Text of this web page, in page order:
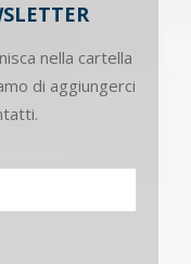
nella cartella
di aggiungerci